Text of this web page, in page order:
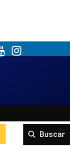
Buscar